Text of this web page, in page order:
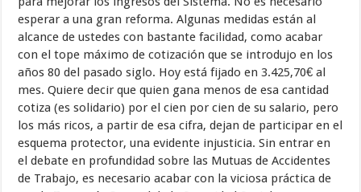
esperar a una gran reforma. Algunas medidas están al
alcance de ustedes con bastante facilidad, como acabar
con el tope máximo de cotización que se introdujo en los
años 80 del pasado siglo. Hoy está fijado en 3.425,70€ al
mes. Quiere decir que quien gana menos de esa cantidad
cotiza (es solidario) por el cien por cien de su salario, pero
los más ricos, a partir de esa cifra, dejan de participar en el
esquema protector, una evidente injusticia. Sin entrar en
el debate en profundidad sobre las Mutuas de Accidentes
de Trabajo, es necesario acabar con la viciosa práctica de